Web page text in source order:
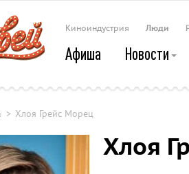
Киноиндустрия Люди
Афиша Новости
Хлоя Грейс Морец
Хлоя